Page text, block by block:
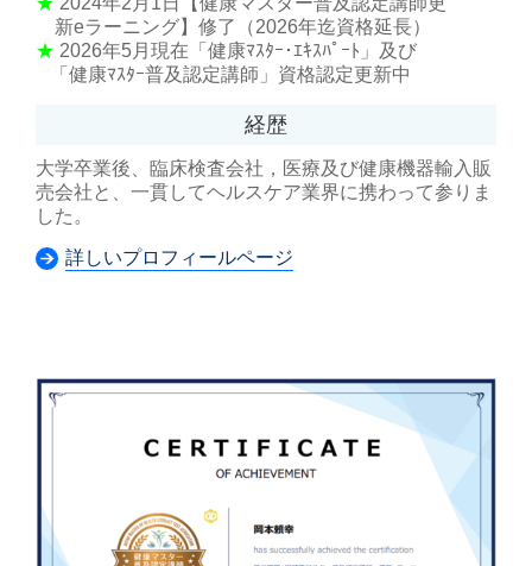
新eラーニング】修了（2026年迄資格延長）
★ 2026年5月現在「健康ﾏｽﾀｰ･ｴｷｽﾊﾟｰﾄ」及び
「健康ﾏｽﾀｰ普及認定講師」資格認定更新中
経歴
大学卒業後、臨床検査会社，医療及び健康機器輸入販
売会社と、一貫してヘルスケア業界に携わって参りま
した。
詳しいプロフィールページ